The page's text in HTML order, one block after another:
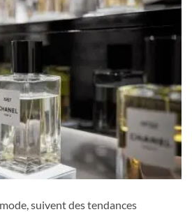
mode, suivent des tendances